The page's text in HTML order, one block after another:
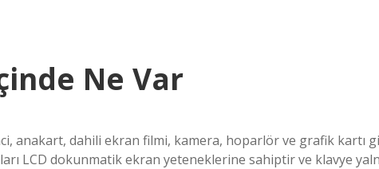
Ne Var
anakart, dahili ekran filmi, kamera, hoparlör ve grafik kartı
LCD dokunmatik ekran yeteneklerine sahiptir ve klavye